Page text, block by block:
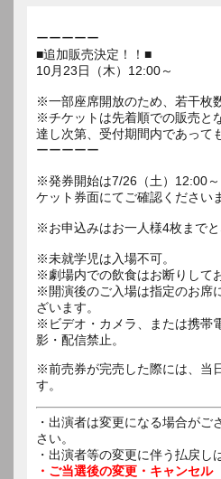
ーーーーー
■追加販売決定！！■
10月23日（木）12:00～
※一部座席開放のため、若干枚
※チケットは先着順での販売と
達し次第、受付期間内であって
ーーーーー
※発券開始は7/26（土）12:00
ケット券面にてご確認ください
※お申込みはお一人様4枚までと
※未就学児は入場不可。
※劇場内での飲食はお断りして
※開演後のご入場は指定のお席
ざいます。
※ビデオ・カメラ、または携帯
影・配信禁止。
※前売券が完売した際には、当
す。
・出演者は変更になる場合が
さい。
・出演者等の変更に伴う払戻し
・ご当選後の変更・キャンセル